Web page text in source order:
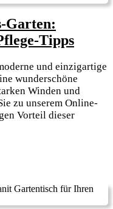
Garten:
Tipps
und einzigartige
wunderschöne
Winden und
zu unserem Online-
Vorteil dieser